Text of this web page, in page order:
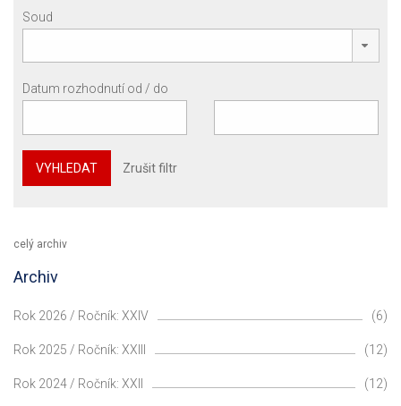
Soud
Datum rozhodnutí od / do
VYHLEDAT Zrušit filtr
celý archiv
Archiv
Rok 2026 / Ročník: XXIV (6)
Rok 2025 / Ročník: XXIII (12)
Rok 2024 / Ročník: XXII (12)